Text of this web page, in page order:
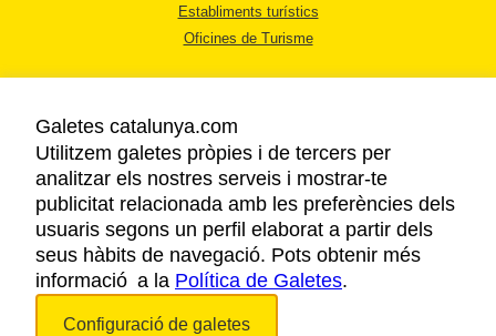
Establiments turístics
Oficines de Turisme
AVÍS LEGAL
POLÍTICA DE PRIVACITAT
COOKIES
ACCESSIBILITAT
Galetes catalunya.com
Utilitzem galetes pròpies i de tercers per
analitzar els nostres serveis i mostrar-te
publicitat relacionada amb les preferències dels
usuaris segons un perfil elaborat a partir dels
seus hàbits de navegació. Pots obtenir més
informació a la Política de Galetes.
Configuració de galetes